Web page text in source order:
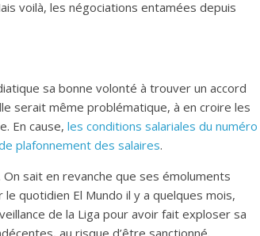
voilà, les négociations entamées depuis
sa bonne volonté à trouver un accord
serait même problématique, à en croire les
En cause, les conditions salariales du numéro
plafonnement des salaires.
sait en revanche que ses émoluments
quotidien El Mundo il y a quelques mois,
de la Liga pour avoir fait exploser sa
au risque d’être sanctionné.